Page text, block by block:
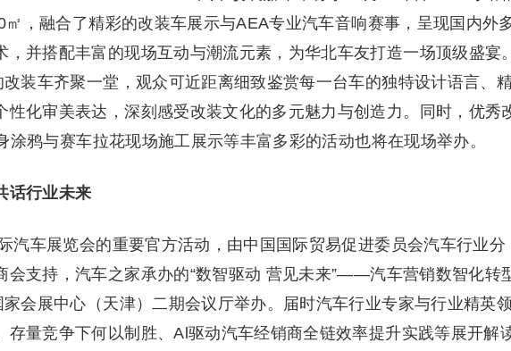
，融合了精彩的改装车展示与AEA专业汽车音响赛事，呈现国内外
，并搭配丰富的现场互动与潮流元素，为华北车友打造一场顶级盛宴。
装车齐聚一堂，观众可近距离细致鉴赏每一台车的独特设计语言、
性化审美表达，深刻感受改装文化的多元魅力与创造力。同时，优秀
涂鸦与赛车拉花现场施工展示等丰富多彩的活动也将在现场举办。
话行业未来
汽车展览会的重要官方活动，由中国国际贸易促进委员会汽车行业分
会支持，汽车之家承办的“数智驱动 营见未来”——汽车营销数智化转
会展中心（天津）二期会议厅举办。届时汽车行业专家与行业精英领
存量竞争下何以制胜、Al驱动汽车经销商全链效率提升实践等展开解